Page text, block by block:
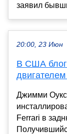
заявил
20:00, 23 Июн
В США
Джимми
Ferrari в